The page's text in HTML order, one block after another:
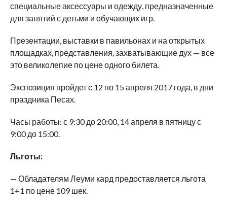
специальные аксессуары и одежду, предназначенные
для занятий с детьми и обучающих игр.
Презентации, выставки в павильонах и на открытых
площадках, представления, захватывающие дух — все
это великолепие по цене одного билета.
Экспозиция пройдет с 12 по 15 апреля 2017 года, в дни
праздника Песах.
Часы работы: с 9:30 до 20:00, 14 апреля в пятницу с
9:00 до 15:00.
Льготы:
— Обладателям Леуми кард предоставляется льгота
1+1 по цене 109 шек.